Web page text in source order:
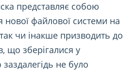
представляє собою
нової файлової системи на
чи інакше призводить до
що зберігалися у
не було